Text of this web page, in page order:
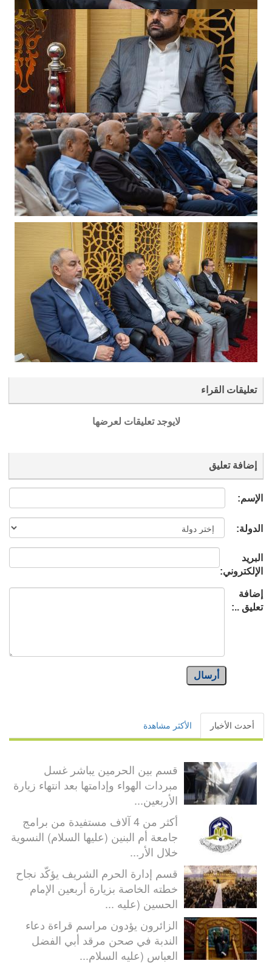
تعليقات القراء
لايوجد تعليقات لعرضها
إضافة تعليق
الإسم:
الدولة:
البريد
الإلكتروني:
إضافة
تعليق ..:
أرسال
أحدث الأخبار الأكثر مشاهدة
قسم بين الحرمين يباشر غسل
مبردات الهواء وإدامتها بعد انتهاء زيارة
الأربعين...
أكثر من 4 آلاف مستفيدة من برامج
جامعة أم البنين (عليها السلام) النسوية
خلال الأر...
قسم إدارة الحرم الشريف يؤكّد نجاح
خطته الخاصة بزيارة أربعين الإمام
الحسين (عليه ...
الزائرون يؤدون مراسم قراءة دعاء
الندبة في صحن مرقد أبي الفضل
العباس (عليه السلام...